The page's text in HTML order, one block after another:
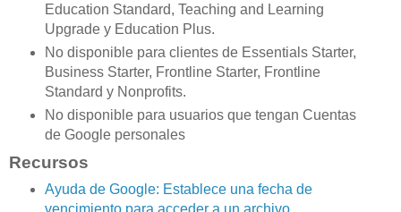
Education Standard, Teaching and Learning
Upgrade y Education Plus.
No disponible para clientes de Essentials Starter,
Business Starter, Frontline Starter, Frontline
Standard y Nonprofits.
No disponible para usuarios que tengan Cuentas
de Google personales
Recursos
Ayuda de Google: Establece una fecha de